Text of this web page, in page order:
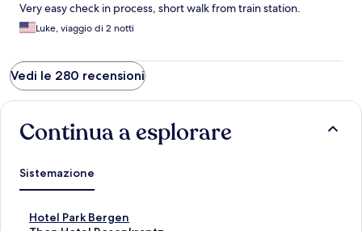
Very easy check in process, short walk from train station.
Luke, viaggio di 2 notti
Vedi le 280 recensioni
Continua a esplorare
Sistemazione
Hotel Park Bergen
L